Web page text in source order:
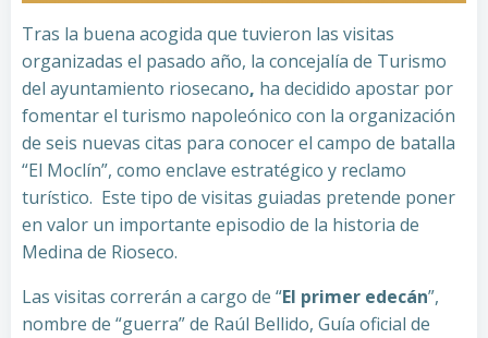
Tras la buena acogida que tuvieron las visitas
organizadas el pasado año, la concejalía de Turismo
del ayuntamiento riosecano, ha decidido apostar por
fomentar el turismo napoleónico con la organización
de seis nuevas citas para conocer el campo de batalla
“El Moclín”, como enclave estratégico y reclamo
turístico. Este tipo de visitas guiadas pretende poner
en valor un importante episodio de la historia de
Medina de Rioseco.
Las visitas correrán a cargo de “El primer edecán”,
nombre de “guerra” de Raúl Bellido, Guía oficial de